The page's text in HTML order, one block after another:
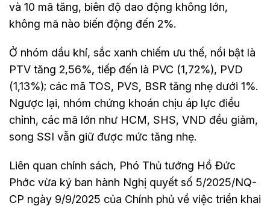
và 10 mã tăng, biên độ dao động không lớn,
không mã nào biến động đến 2%.
Ở nhóm dầu khí, sắc xanh chiếm ưu thế, nổi bật là
PTV tăng 2,56%, tiếp đến là PVC (1,72%), PVD
(1,13%); các mã TOS, PVS, BSR tăng nhẹ dưới 1%.
Ngược lại, nhóm chứng khoán chịu áp lực điều
chỉnh, các mã lớn như HCM, SHS, VND đều giảm,
song SSI vẫn giữ được mức tăng nhẹ.
Liên quan chính sách, Phó Thủ tướng Hồ Đức
Phớc vừa ký ban hành Nghị quyết số 5/2025/NQ-
CP ngày 9/9/2025 của Chính phủ về việc triển khai